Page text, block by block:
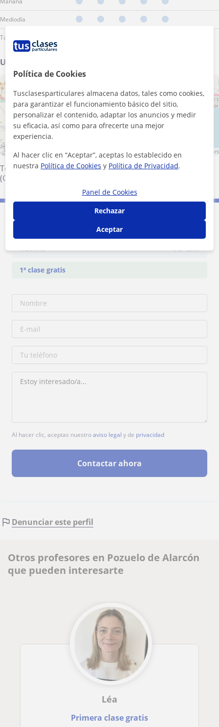
Mediodía
Tarde
Ubicación de mis clases
+ −
5 km
3 mi
Leaflet | © OpenStreetMap contributors
Totalán·Torremolinos·Rincón de la Victoria·Málaga
(Ciudad)
Contacta con Esther
Tarifa 70€/h
1ª clase gratis
Al hacer clic, aceptas nuestroaviso legal y de privacidad
Contactar ahora
Denunciar este perfil
Otros profesores en Pozuelo de Alarcón
que pueden interesarte
Léa
Primera clase gratis
Política de Cookies
Tusclasesparticulares almacena datos, tales como cookies,
para garantizar el funcionamiento básico del sitio,
personalizar el contenido, adaptar los anuncios y medir
su eficacia, así como para ofrecerte una mejor
experiencia.
Al hacer clic en “Aceptar”, aceptas lo establecido en
nuestra Política de Cookies y Política de Privacidad.
Panel de Cookies
Rechazar
Aceptar